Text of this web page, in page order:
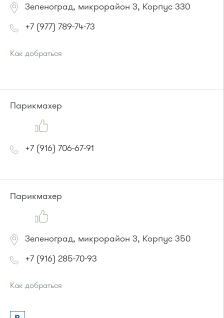
Зеленоград, микрорайон 3, Корпус 330
+7 (977) 789-74-73
Как добраться
Маршрутка № 419м, 431м, 720м, 900, 903
Парикмахер
+7 (916) 706-67-91
Парикмахер
Зеленоград, микрорайон 3, Корпус 350
+7 (916) 285-70-93
Как добраться
Автобусы № 2, 6, 7, 10, 19.